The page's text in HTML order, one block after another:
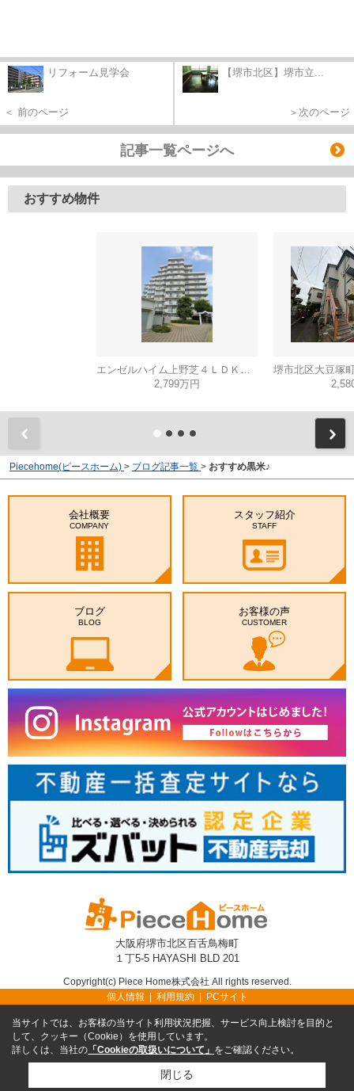
リフォーム見学会
＜ 前のページ
【堺市北区】堺市立...
＞次のページ
記事一覧ページへ
おすすめ物件
エンゼルハイム上野芝４ＬＤＫ（西百舌鳥小学校）
2,799万円
Piecehome(ピースホーム) > ブログ記事一覧 > おすすめ黒米♪
会社概要
COMPANY
スタッフ紹介
STAFF
ブログ
BLOG
お客様の声
CUSTOMER
大阪府堺市北区百舌鳥梅町
１丁5-5 HAYASHI BLD 201
Copyright(c) Piece Home株式会社 All rights reserved.
個人情報
利用規約 PCサイト
当サイトでは、お客様の当サイト利用状況把握、サービス向上検討を目的と
して、クッキー（Cookie）を使用しています。
詳しくは、当社の 「Cookieの取扱いについて」 をご確認ください。
閉じる